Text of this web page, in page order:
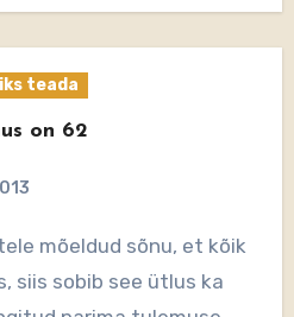
teada
on 62
siis sobib see ütlus ka